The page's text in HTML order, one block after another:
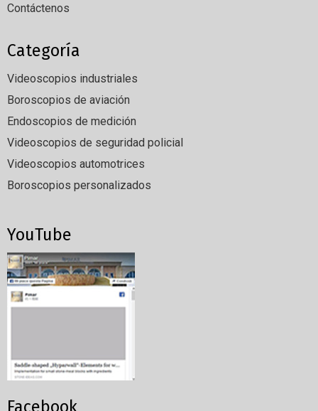
Contáctenos
Categoría
Videoscopios industriales
Boroscopios de aviación
Endoscopios de medición
Videoscopios de seguridad policial
Videoscopios automotrices
Boroscopios personalizados
YouTube
Facebook